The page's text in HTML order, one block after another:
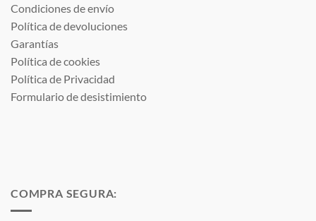
Condiciones de envío
Política de devoluciones
Garantías
Política de cookies
Política de Privacidad
Formulario de desistimiento
COMPRA SEGURA: